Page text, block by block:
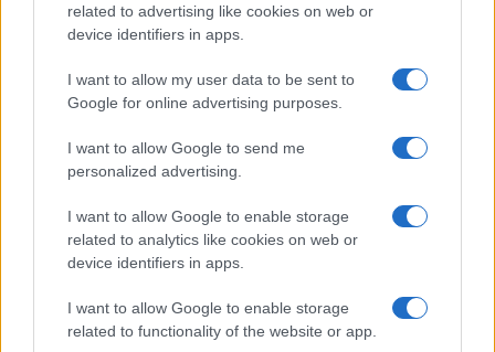
related to advertising like cookies on web or
device identifiers in apps.
I want to allow my user data to be sent to
Google for online advertising purposes.
I want to allow Google to send me
personalized advertising.
I want to allow Google to enable storage
related to analytics like cookies on web or
device identifiers in apps.
I want to allow Google to enable storage
related to functionality of the website or app.
Sigue leyendo